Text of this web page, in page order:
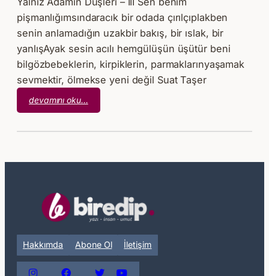
pişmanlığımsındaracık bir odada çırılçıplakben
senin anlamadığın uzakbir bakış, bir ıslak, bir
yanlışAyak sesin acılı hemgülüşün üşütür beni
bilgözbebeklerin, kirpiklerin, parmaklarınyaşamak
sevmektir, ölmekse yeni değil Suat Taşer
devamını oku…
Sut
Adamın
Hakkımda Abone Ol İletişim